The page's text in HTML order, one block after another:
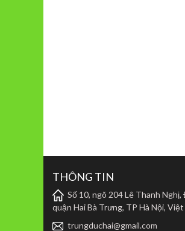
THÔNG TIN
Số 10, ngõ 204 Lê Thanh Nghị,
quận Hai Bà Trưng, TP Hà Nội, Việt
trungduchai@gmail.com